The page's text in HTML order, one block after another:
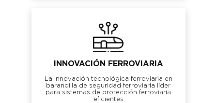
INNOVACIÓN FERROVIARIA
La innovación tecnológica ferroviaria en
barandilla de seguridad ferroviaria líder
para sistemas de protección ferroviaria
eficientes